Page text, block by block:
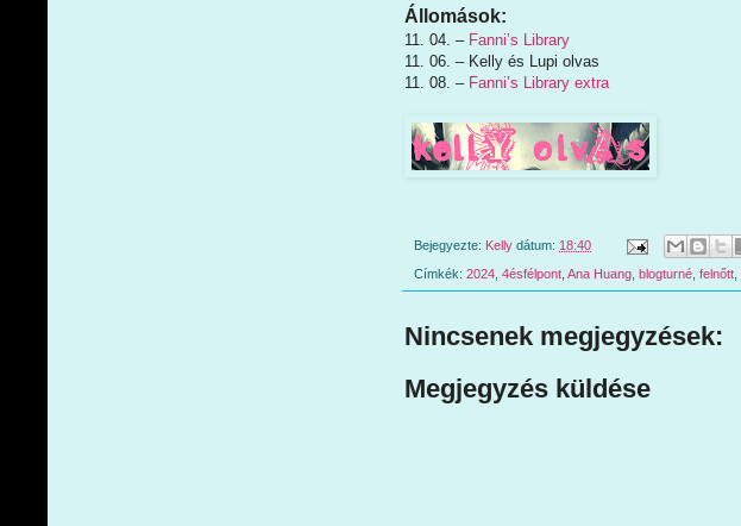
Állomások:
11. 04. – Fanni’s Library
11. 06. – Kelly és Lupi olvas
11. 08. – Fanni’s Library extra
Bejegyezte: Kelly dátum: 18:40
Címkék: 2024, 4ésfélpont, Ana Huang, blogturné, felnőtt,
Nincsenek megjegyzések:
Megjegyzés küldése